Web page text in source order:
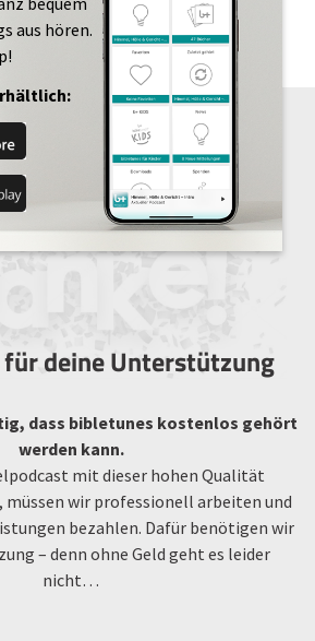
aus hören.
für deine Unterstützung
dass bibletunes kostenlos gehört
werden kann.
mit dieser hohen Qualität
müssen wir professionell arbeiten und
bezahlen. Dafür benötigen wir
– denn ohne Geld geht es leider
nicht…